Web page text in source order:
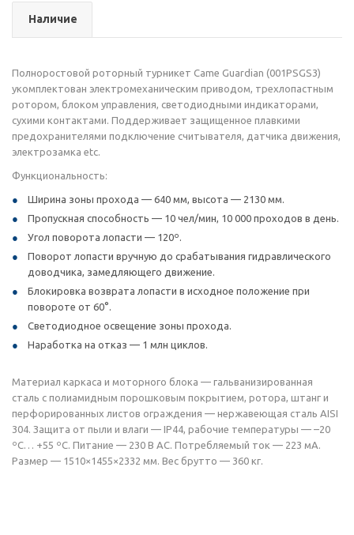
Наличие
Полноростовой роторный турникет Came Guardian (001PSGS3)
укомплектован электромеханическим приводом, трехлопастным
ротором, блоком управления, светодиодными индикаторами,
сухими контактами. Поддерживает защищенное плавкими
предохранителями подключение считывателя, датчика движения,
электрозамка etc.
Функциональность:
Ширина зоны прохода — 640 мм, высота — 2130 мм.
Пропускная способность — 10 чел/мин, 10 000 проходов в день.
Угол поворота лопасти — 120º.
Поворот лопасти вручную до срабатывания гидравлического
доводчика, замедляющего движение.
Блокировка возврата лопасти в исходное положение при
повороте от 60°.
Светодиодное освещение зоны прохода.
Наработка на отказ — 1 млн циклов.
Материал каркаса и моторного блока — гальванизированная
сталь с полиамидным порошковым покрытием, ротора, штанг и
перфорированных листов ограждения — нержавеющая сталь AISI
304. Защита от пыли и влаги — IP44, рабочие температуры — –20
ºС… +55 ºС. Питание — 230 В AC. Потребляемый ток — 223 мА.
Размер — 1510×1455×2332 мм. Вес брутто — 360 кг.